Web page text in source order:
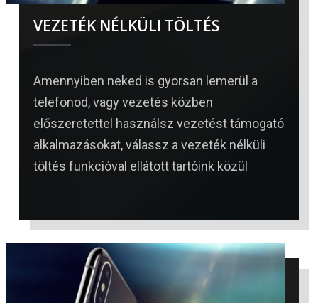
VEZETÉK NÉLKÜLI TÖLTÉS
Amennyiben neked is gyorsan lemerül a
telefonod, vagy vezetés közben
előszeretettel használsz vezetést támogató
alkalmazásokat, válassz a vezeték nélküli
töltés funkcióval ellátott tartóink közül